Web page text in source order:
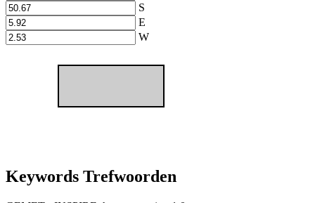
S
E
W
Keywords Trefwoorden